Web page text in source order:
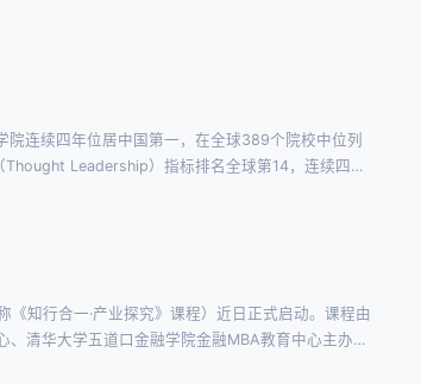
连续四年位居中国第一，在全球389个院校中位列
Leadership）指标排名全球第14，连续四年
知行合一·产业探究》课程）近日正式启动。课程由
清华大学五道口金融学院金融MBA教育中心主办，